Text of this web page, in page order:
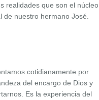
realidades que son el núcleo
nuestro hermano José.
cotidianamente por
del encargo de Dios y
Es la experiencia del